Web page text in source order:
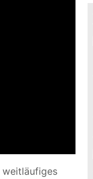
weitläufiges